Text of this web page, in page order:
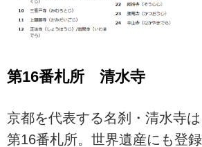
第16番札所 清水寺
京都を代表する名刹・清水寺
第16番札所。世界遺産にも登